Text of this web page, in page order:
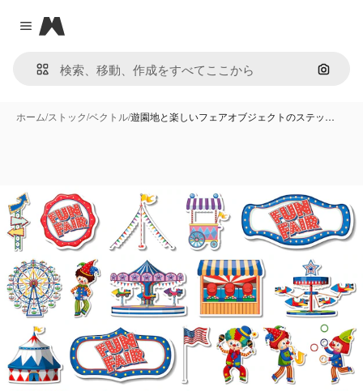
Close menu
Magnific
画像で
ホーム/ストック/ベクトル/遊園地と楽しいフェアオブジェクトのステッ…